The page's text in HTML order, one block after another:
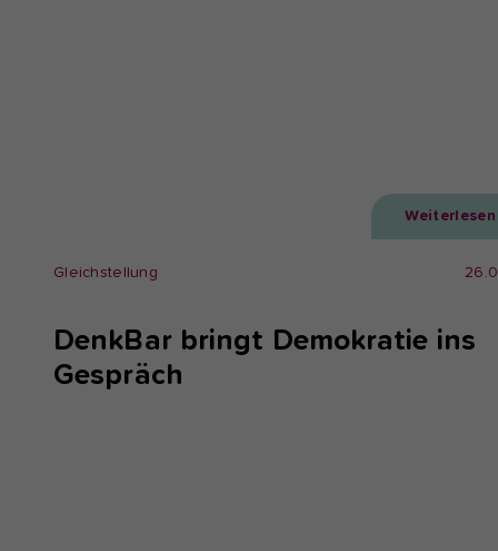
Weiterlesen
Gleichstellung
DenkBar bringt Demokratie ins
Gespräch